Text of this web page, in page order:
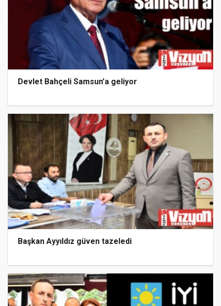
Devlet Bahçeli Samsun’a geliyor
Başkan Ayyıldız güven tazeledi